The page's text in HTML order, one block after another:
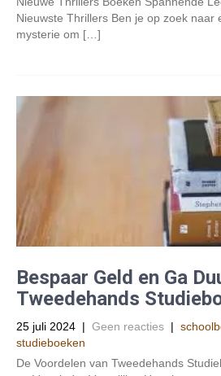
Nieuwste Thrillers Ben je op zoek naar
mysterie om […]
Bespaar Geld en Ga
Tweedehands
25 juli 2024 | Geen reacties |
studieboeken
De Voordelen van Tweedehands